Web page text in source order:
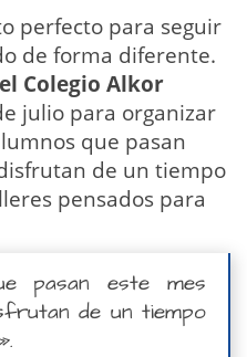
perfecto para seguir
de forma diferente.
Colegio Alkor
julio para organizar
que pasan
de un tiempo
pensados para
pasan este mes
de un tiempo